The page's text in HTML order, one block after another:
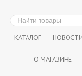
КАТАЛОГ НОВОСТИ
О МАГАЗИНЕ